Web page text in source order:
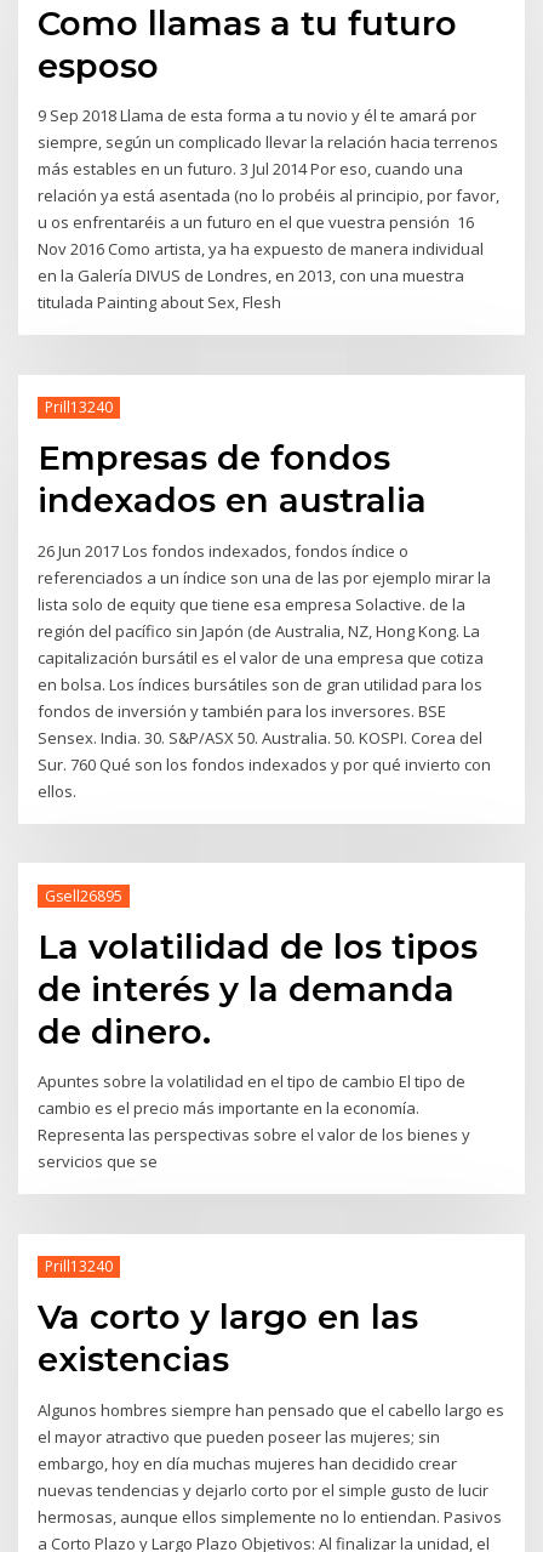
Como llamas a tu futuro
esposo
9 Sep 2018 Llama de esta forma a tu novio y él te amará por
siempre, según un complicado llevar la relación hacia terrenos
más estables en un futuro. 3 Jul 2014 Por eso, cuando una
relación ya está asentada (no lo probéis al principio, por favor,
u os enfrentaréis a un futuro en el que vuestra pensión 16
Nov 2016 Como artista, ya ha expuesto de manera individual
en la Galería DIVUS de Londres, en 2013, con una muestra
titulada Painting about Sex, Flesh
Prill13240
Empresas de fondos
indexados en australia
26 Jun 2017 Los fondos indexados, fondos índice o
referenciados a un índice son una de las por ejemplo mirar la
lista solo de equity que tiene esa empresa Solactive. de la
región del pacífico sin Japón (de Australia, NZ, Hong Kong. La
capitalización bursátil es el valor de una empresa que cotiza
en bolsa. Los índices bursátiles son de gran utilidad para los
fondos de inversión y también para los inversores. BSE
Sensex. India. 30. S&P/ASX 50. Australia. 50. KOSPI. Corea del
Sur. 760 Qué son los fondos indexados y por qué invierto con
ellos.
Gsell26895
La volatilidad de los tipos
de interés y la demanda
de dinero.
Apuntes sobre la volatilidad en el tipo de cambio El tipo de
cambio es el precio más importante en la economía.
Representa las perspectivas sobre el valor de los bienes y
servicios que se
Prill13240
Va corto y largo en las
existencias
Algunos hombres siempre han pensado que el cabello largo es
el mayor atractivo que pueden poseer las mujeres; sin
embargo, hoy en día muchas mujeres han decidido crear
nuevas tendencias y dejarlo corto por el simple gusto de lucir
hermosas, aunque ellos simplemente no lo entiendan. Pasivos
a Corto Plazo y Largo Plazo Objetivos: Al finalizar la unidad, el